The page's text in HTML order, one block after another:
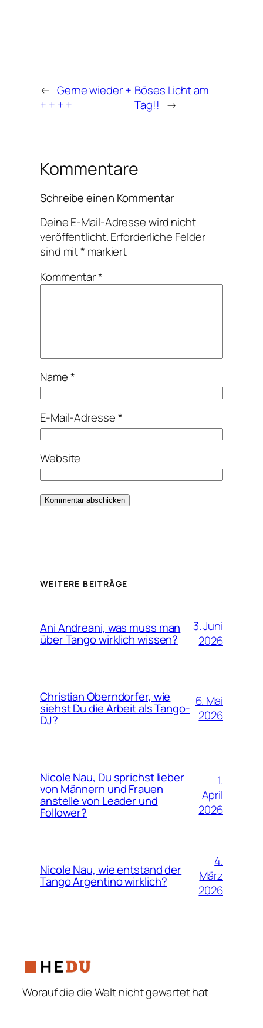
← Gerne wieder +
+ + + +
Böses Licht am
Tag!! →
Kommentare
Schreibe einen Kommentar
Deine E-Mail-Adresse wird nicht
veröffentlicht.Erforderliche Felder
sind mit* markiert
Kommentar*
Name*
E-Mail-Adresse*
Website
WEITERE BEITRÄGE
Ani Andreani, was muss man
über Tango wirklich wissen?
3. Juni
2026
Christian Oberndorfer, wie
siehst Du die Arbeit als Tango-
DJ?
6. Mai
2026
Nicole Nau, Du sprichst lieber
von Männern und Frauen
anstelle von Leader und
Follower?
1.
April
2026
Nicole Nau, wie entstand der
Tango Argentino wirklich?
4.
März
2026
Worauf die die Welt nicht gewartet hat